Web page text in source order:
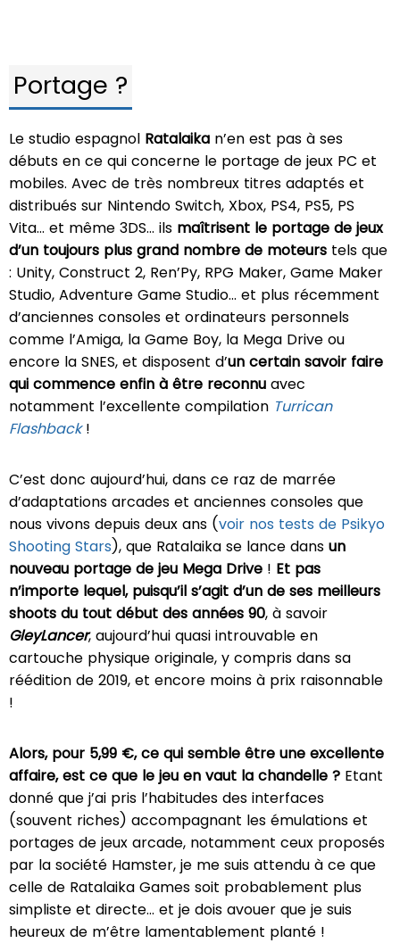
Portage ?
Le studio espagnol Ratalaika n’en est pas à ses
débuts en ce qui concerne le portage de jeux PC et
mobiles. Avec de très nombreux titres adaptés et
distribués sur Nintendo Switch, Xbox, PS4, PS5, PS
Vita... et même 3DS... ils maîtrisent le portage de jeux
d’un toujours plus grand nombre de moteurs tels que
: Unity, Construct 2, Ren’Py, RPG Maker, Game Maker
Studio, Adventure Game Studio... et plus récemment
d’anciennes consoles et ordinateurs personnels
comme l’Amiga, la Game Boy, la Mega Drive ou
encore la SNES, et disposent d’un certain savoir faire
qui commence enfin à être reconnu avec
notamment l’excellente compilation Turrican
Flashback!
C’est donc aujourd’hui, dans ce raz de marrée
d’adaptations arcades et anciennes consoles que
nous vivons depuis deux ans (voir nos tests de Psikyo
Shooting Stars), que Ratalaika se lance dans un
nouveau portage de jeu Mega Drive ! Et pas
n’importe lequel, puisqu’il s’agit d’un de ses meilleurs
shoots du tout début des années 90, à savoir
GleyLancer, aujourd’hui quasi introuvable en
cartouche physique originale, y compris dans sa
réédition de 2019, et encore moins à prix raisonnable
!
Alors, pour 5,99 €, ce qui semble être une excellente
affaire, est ce que le jeu en vaut la chandelle ? Etant
donné que j’ai pris l’habitudes des interfaces
(souvent riches) accompagnant les émulations et
portages de jeux arcade, notamment ceux proposés
par la société Hamster, je me suis attendu à ce que
celle de Ratalaika Games soit probablement plus
simpliste et directe… et je dois avouer que je suis
heureux de m’être lamentablement planté !